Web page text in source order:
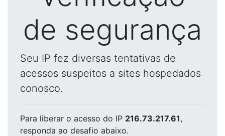
de segurança
Seu IP fez diversas tentativas de
acessos suspeitos a sites hospedados
conosco.
Para liberar o acesso do IP 216.73.217.61,
responda ao desafio abaixo.